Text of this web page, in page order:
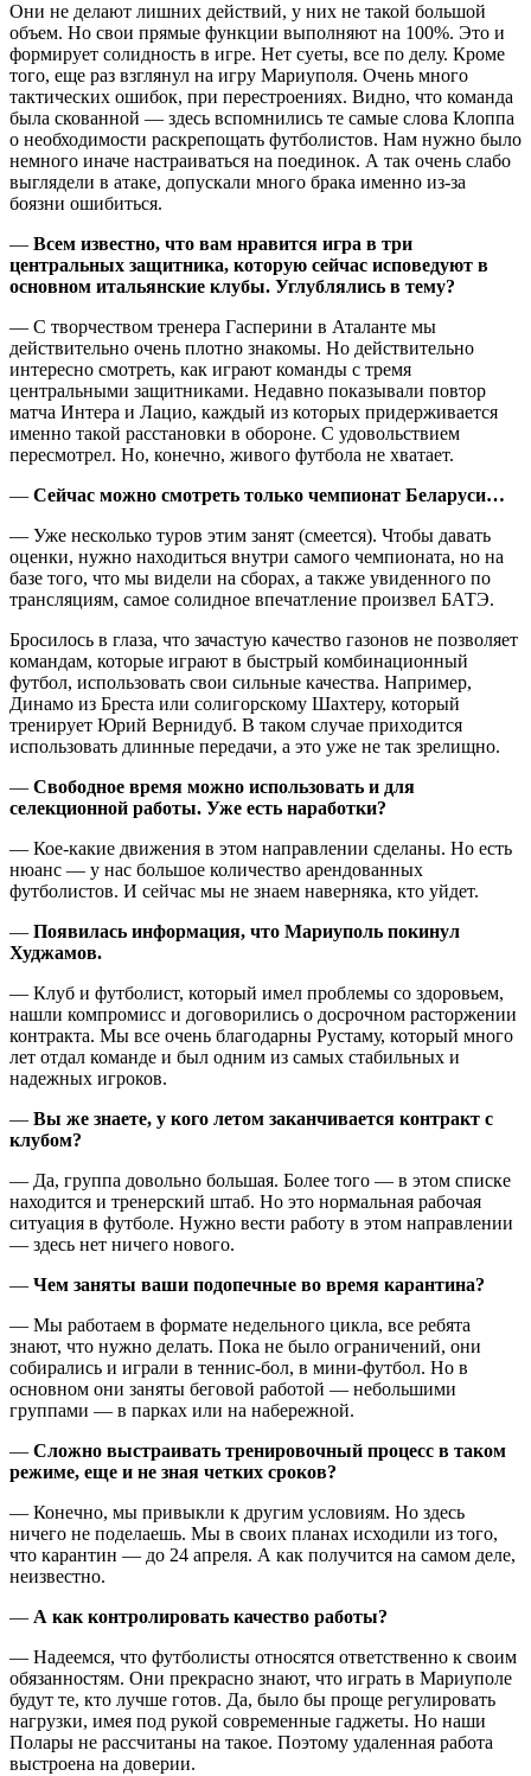
Они не делают лишних действий, у них не такой большой
объем. Но свои прямые функции выполняют на 100%. Это и
формирует солидность в игре. Нет суеты, все по делу. Кроме
того, еще раз взглянул на игру Мариуполя. Очень много
тактических ошибок, при перестроениях. Видно, что команда
была скованной — здесь вспомнились те самые слова Клоппа
о необходимости раскрепощать футболистов. Нам нужно было
немного иначе настраиваться на поединок. А так очень слабо
выглядели в атаке, допускали много брака именно из-за
боязни ошибиться.
— Всем известно, что вам нравится игра в три
центральных защитника, которую сейчас исповедуют в
основном итальянские клубы. Углублялись в тему?
— С творчеством тренера Гасперини в Аталанте мы
действительно очень плотно знакомы. Но действительно
интересно смотреть, как играют команды с тремя
центральными защитниками. Недавно показывали повтор
матча Интера и Лацио, каждый из которых придерживается
именно такой расстановки в обороне. С удовольствием
пересмотрел. Но, конечно, живого футбола не хватает.
— Сейчас можно смотреть только чемпионат Беларуси…
— Уже несколько туров этим занят (смеется). Чтобы давать
оценки, нужно находиться внутри самого чемпионата, но на
базе того, что мы видели на сборах, а также увиденного по
трансляциям, самое солидное впечатление произвел БАТЭ.
Бросилось в глаза, что зачастую качество газонов не позволяет
командам, которые играют в быстрый комбинационный
футбол, использовать свои сильные качества. Например,
Динамо из Бреста или солигорскому Шахтеру, который
тренирует Юрий Вернидуб. В таком случае приходится
использовать длинные передачи, а это уже не так зрелищно.
— Свободное время можно использовать и для
селекционной работы. Уже есть наработки?
— Кое-какие движения в этом направлении сделаны. Но есть
нюанс — у нас большое количество арендованных
футболистов. И сейчас мы не знаем наверняка, кто уйдет.
— Появилась информация, что Мариуполь покинул
Худжамов.
— Клуб и футболист, который имел проблемы со здоровьем,
нашли компромисс и договорились о досрочном расторжении
контракта. Мы все очень благодарны Рустаму, который много
лет отдал команде и был одним из самых стабильных и
надежных игроков.
— Вы же знаете, у кого летом заканчивается контракт с
клубом?
— Да, группа довольно большая. Более того — в этом списке
находится и тренерский штаб. Но это нормальная рабочая
ситуация в футболе. Нужно вести работу в этом направлении
— здесь нет ничего нового.
— Чем заняты ваши подопечные во время карантина?
— Мы работаем в формате недельного цикла, все ребята
знают, что нужно делать. Пока не было ограничений, они
собирались и играли в теннис-бол, в мини-футбол. Но в
основном они заняты беговой работой — небольшими
группами — в парках или на набережной.
— Сложно выстраивать тренировочный процесс в таком
режиме, еще и не зная четких сроков?
— Конечно, мы привыкли к другим условиям. Но здесь
ничего не поделаешь. Мы в своих планах исходили из того,
что карантин — до 24 апреля. А как получится на самом деле,
неизвестно.
— А как контролировать качество работы?
— Надеемся, что футболисты относятся ответственно к своим
обязанностям. Они прекрасно знают, что играть в Мариуполе
будут те, кто лучше готов. Да, было бы проще регулировать
нагрузки, имея под рукой современные гаджеты. Но наши
Полары не рассчитаны на такое. Поэтому удаленная работа
выстроена на доверии.